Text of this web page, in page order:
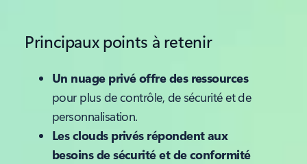
Principaux points à retenir
Un nuage privé offre des ressources
pour plus de contrôle, de sécurité et de
personnalisation.
Les clouds privés répondent aux
besoins de sécurité et de conformité